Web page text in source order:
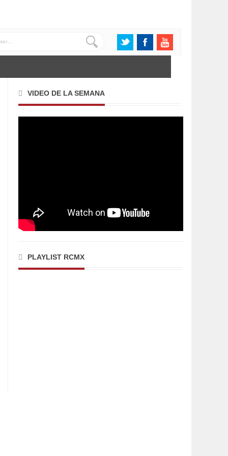
VIDEO DE LA SEMANA
PLAYLIST RCMX